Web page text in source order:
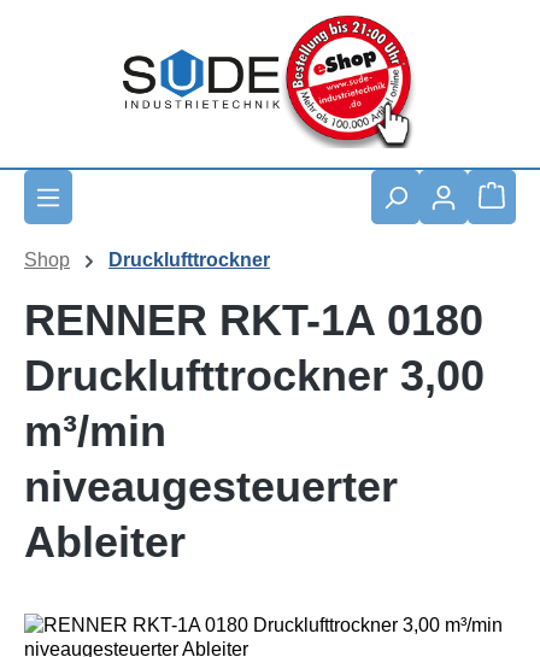
Shop Drucklufttrockner
RENNER RKT-1A 0180
Drucklufttrockner 3,00
m³/min
niveaugesteuerter
Ableiter
Bildergalerie überspringen